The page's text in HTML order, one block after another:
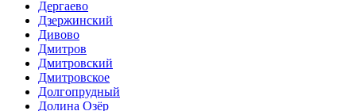
Дергаево
Дзержинский
Дивово
Дмитров
Дмитровский
Дмитровское
Долгопрудный
Долина Озёр